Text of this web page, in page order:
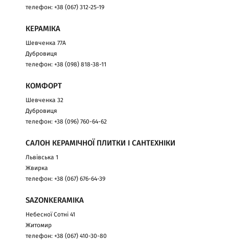
телефон: +38 (067) 312-25-19
КЕРАМІКА
Шевченка 77А
Дубровиця
телефон: +38 (098) 818-38-11
КОМФОРТ
Шевченка 32
Дубровиця
телефон: +38 (096) 760-64-62
САЛОН КЕРАМІЧНОЇ ПЛИТКИ І САНТЕХНІКИ
Львівська 1
Жвирка
телефон: +38 (067) 676-64-39
SAZONKERAMIKA
Небесної Сотні 41
Житомир
телефон: +38 (067) 410-30-80